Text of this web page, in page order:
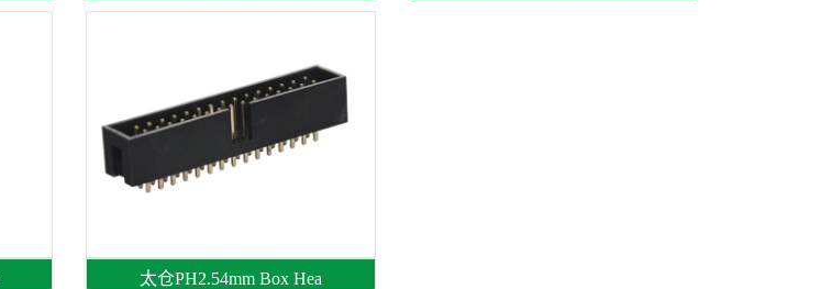
太仓PH2.54mm Box Hea